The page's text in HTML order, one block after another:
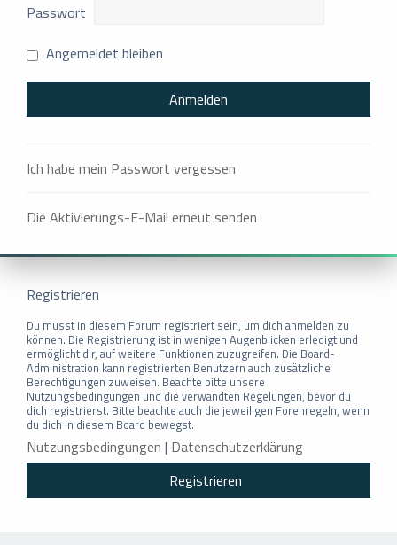
Passwort
Angemeldet bleiben
Ich habe mein Passwort vergessen
Die Aktivierungs-E-Mail erneut senden
Registrieren
Du musst in diesem Forum registriert sein, um dich anmelden zu
können. Die Registrierung ist in wenigen Augenblicken erledigt und
ermöglicht dir, auf weitere Funktionen zuzugreifen. Die Board-
Administration kann registrierten Benutzern auch zusätzliche
Berechtigungen zuweisen. Beachte bitte unsere
Nutzungsbedingungen und die verwandten Regelungen, bevor du
dich registrierst. Bitte beachte auch die jeweiligen Forenregeln, wenn
du dich in diesem Board bewegst.
Nutzungsbedingungen | Datenschutzerklärung
Registrieren